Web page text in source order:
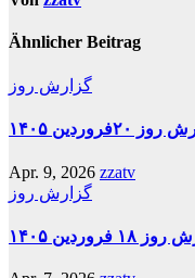
Ähnlicher Beitrag
گزارش روز
۲۰فروردین ۱۴۰۵
Apr. 9, 2026 zzatv
گزارش روز
فروردین ۱۴۰۵